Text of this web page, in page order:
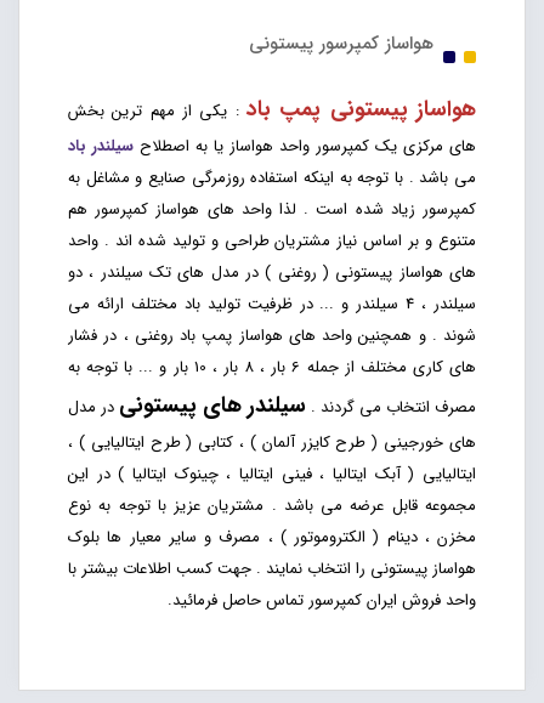
هواساز کمپرسور پیستونی
هواساز پیستونی پمپ باد : یکی از مهم ترین بخش
های مرکزی یک کمپرسور واحد هواساز یا به اصطلاح سیلندر باد
می باشد . با توجه به اینکه استفاده روزمرگی صنایع و مشاغل به
کمپرسور زیاد شده است . لذا واحد های هواساز کمپرسور هم
متنوع و بر اساس نیاز مشتریان طراحی و تولید شده اند . واحد
های هواساز پیستونی ( روغنی ) در مدل های تک سیلندر ، دو
سیلندر ، 4 سیلندر و ... در ظرفیت تولید باد مختلف ارائه می
شوند . و همچنین واحد های هواساز پمپ باد روغنی ، در فشار
های کاری مختلف از جمله 6 بار ، 8 بار ، 10 بار و ... با توجه به
مصرف انتخاب می گردند . سیلندر های پیستونی در مدل
های خورجینی ( طرح کایزر آلمان ) ، کتابی ( طرح ایتالیایی ) ،
ایتالیایی ( آبک ایتالیا ، فینی ایتالیا ، چینوک ایتالیا ) در این
مجموعه قابل عرضه می باشد . مشتریان عزیز با توجه به نوع
مخزن ، دینام ( الکتروموتور ) ، مصرف و سایر معیار ها بلوک
هواساز پیستونی را انتخاب نمایند . جهت کسب اطلاعات بیشتر با
واحد فروش ایران کمپرسور تماس حاصل فرمائید.